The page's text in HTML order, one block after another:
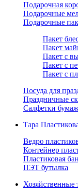
Подарочная
Подарочные
Подарочные
Пакет
Пакет
Пакет с
Пакет с
Пакет с
Посуда для
Праздничные
Салфетки
Тара
Ведро
Контейнер
Пластиковая
ПЭТ бутылка
Хозяйственные